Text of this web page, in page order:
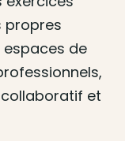
propres
de
et